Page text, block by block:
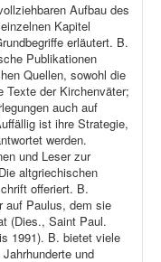
Aufbau des
Kapitel
erläutert. B.
Publikationen
Quellen, sowohl die
Texte der Kirchenväter;
auch auf
ist ihre Strategie,
werden.
und Leser zur
altgriechischen
offeriert. B.
auf Paulus, dem sie
(Dies., Saint Paul.
1991). B. bietet viele
und